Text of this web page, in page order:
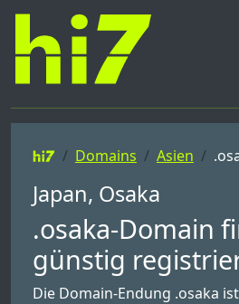
Domains Asien
Japan, Osaka
.osaka-Domain
günstig
Die Domain-Endung .osaka